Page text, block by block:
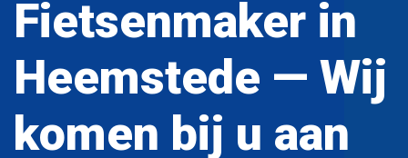
Fietsenmaker in
Heemstede — Wij
komen bij u aan